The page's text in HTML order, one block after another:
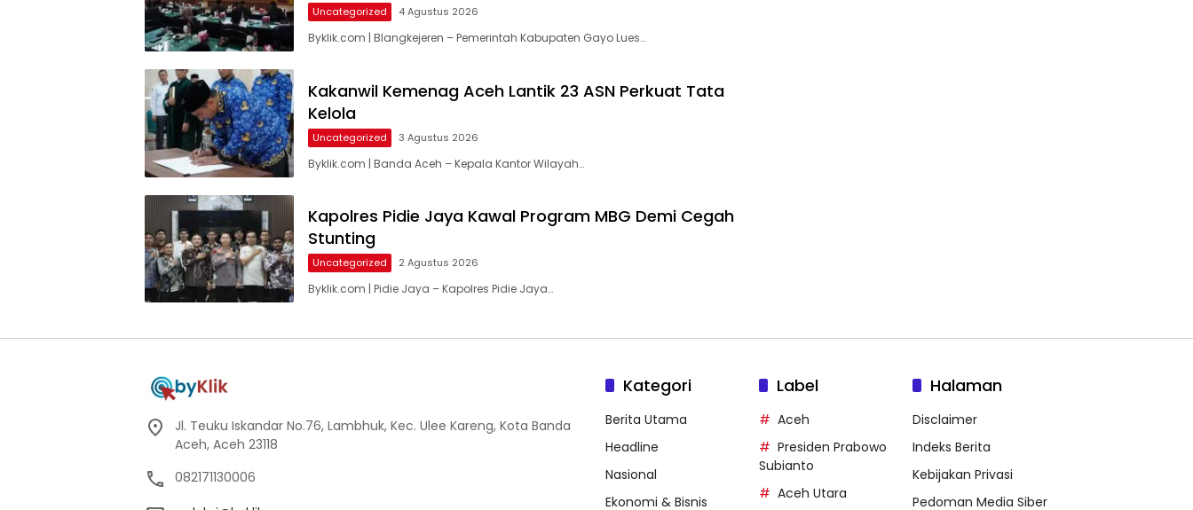
Uncategorized 4 Agustus 2026
Byklik.com | Blangkejeren – Pemerintah Kabupaten Gayo Lues…
Kakanwil Kemenag Aceh Lantik 23 ASN Perkuat Tata
Kelola
Uncategorized 3 Agustus 2026
Byklik.com | Banda Aceh – Kepala Kantor Wilayah…
Kapolres Pidie Jaya Kawal Program MBG Demi Cegah
Stunting
Uncategorized 2 Agustus 2026
Byklik.com | Pidie Jaya – Kapolres Pidie Jaya…
Jl. Teuku Iskandar No.76, Lambhuk, Kec. Ulee Kareng, Kota Banda
Aceh, Aceh 23118
082171130006
Kategori
Berita Utama
Headline
Nasional
Ekonomi & Bisnis
Label
Aceh
Presiden Prabowo
Subianto
Aceh Utara
Halaman
Disclaimer
Indeks Berita
Kebijakan Privasi
Pedoman Media Siber